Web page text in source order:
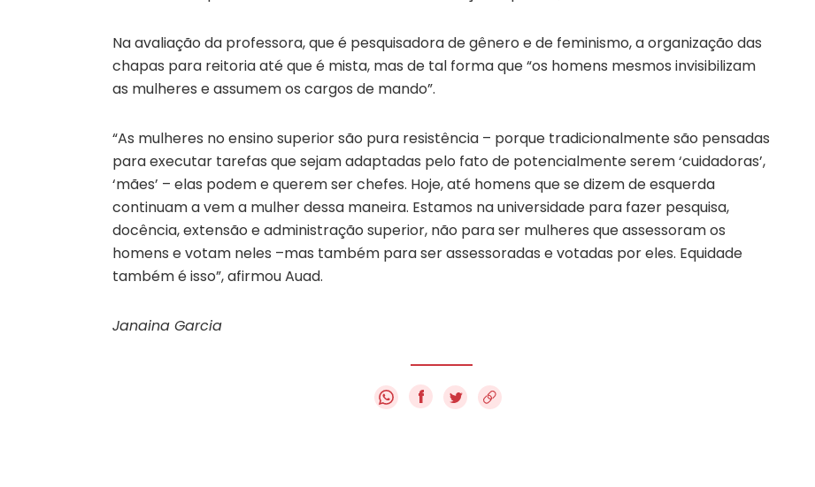
Na avaliação da professora, que é pesquisadora de gênero e de feminismo, a organização das
chapas para reitoria até que é mista, mas de tal forma que “os homens mesmos invisibilizam
as mulheres e assumem os cargos de mando”.
“As mulheres no ensino superior são pura resistência – porque tradicionalmente são pensadas
para executar tarefas que sejam adaptadas pelo fato de potencialmente serem ‘cuidadoras’,
‘mães’ – elas podem e querem ser chefes. Hoje, até homens que se dizem de esquerda
continuam a vem a mulher dessa maneira. Estamos na universidade para fazer pesquisa,
docência, extensão e administração superior, não para ser mulheres que assessoram os
homens e votam neles –mas também para ser assessoradas e votadas por eles. Equidade
também é isso”, afirmou Auad.
Janaina Garcia
f